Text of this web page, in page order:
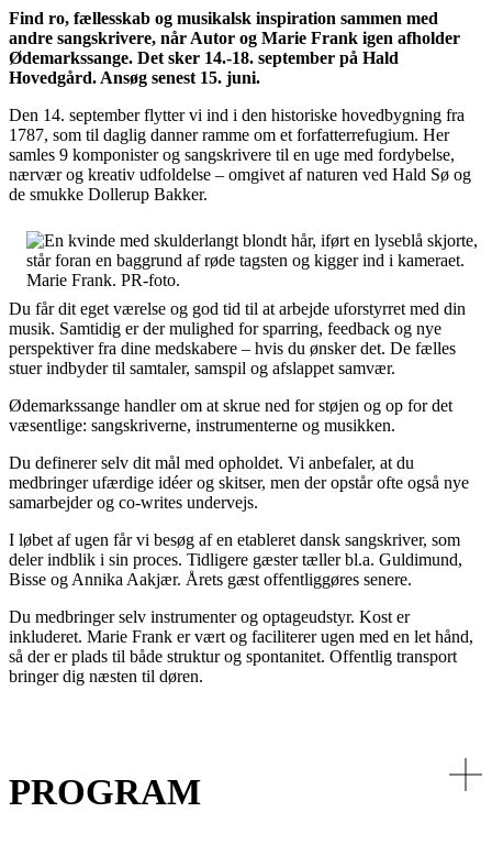
Find ro, fællesskab og musikalsk inspiration sammen med
andre sangskrivere, når Autor og Marie Frank igen afholder
Ødemarkssange. Det sker 14.-18. september på Hald
Hovedgård. Ansøg senest 15. juni.
Den 14. september flytter vi ind i den historiske hovedbygning fra
1787, som til daglig danner ramme om et forfatterrefugium. Her
samles 9 komponister og sangskrivere til en uge med fordybelse,
nærvær og kreativ udfoldelse – omgivet af naturen ved Hald Sø og
de smukke Dollerup Bakker.
Marie Frank. PR-foto.
Du får dit eget værelse og god tid til at arbejde uforstyrret med din
musik. Samtidig er der mulighed for sparring, feedback og nye
perspektiver fra dine medskabere – hvis du ønsker det. De fælles
stuer indbyder til samtaler, samspil og afslappet samvær.
Ødemarkssange handler om at skrue ned for støjen og op for det
væsentlige: sangskriverne, instrumenterne og musikken.
Du definerer selv dit mål med opholdet. Vi anbefaler, at du
medbringer ufærdige idéer og skitser, men der opstår ofte også nye
samarbejder og co-writes undervejs.
I løbet af ugen får vi besøg af en etableret dansk sangskriver, som
deler indblik i sin proces. Tidligere gæster tæller bl.a. Guldimund,
Bisse og Annika Aakjær. Årets gæst offentliggøres senere.
Du medbringer selv instrumenter og optageudstyr. Kost er
inkluderet. Marie Frank er vært og faciliterer ugen med en let hånd,
så der er plads til både struktur og spontanitet. Offentlig transport
bringer dig næsten til døren.
PROGRAM